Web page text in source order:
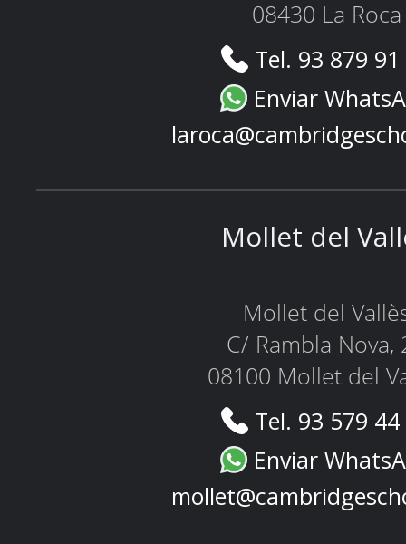
08430 La Roca
Tel. 93 879
Enviar
Mollet del
Mollet del
C/ Rambla Nova,
08100 Mollet del
Tel. 93 579
Enviar